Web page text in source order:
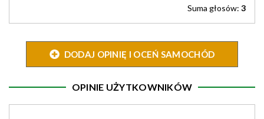
Suma głosów: 3
DODAJ OPINIĘ I OCEŃ SAMOCHÓD
OPINIE UŻYTKOWNIKÓW